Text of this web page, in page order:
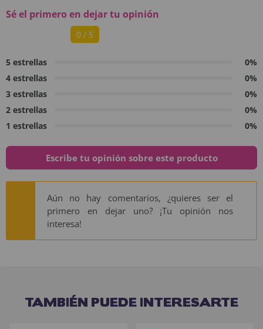
Sé el primero en dejar tu opinión
0 / 5
5 estrellas
0%
4 estrellas
0%
3 estrellas
0%
2 estrellas
0%
1 estrellas
0%
Escribe tu opinión sobre este producto
Aún no hay comentarios, ¿quieres ser el
primero en dejar uno? ¡Tu opinión nos
interesa!
TAMBIÉN PUEDE INTERESARTE